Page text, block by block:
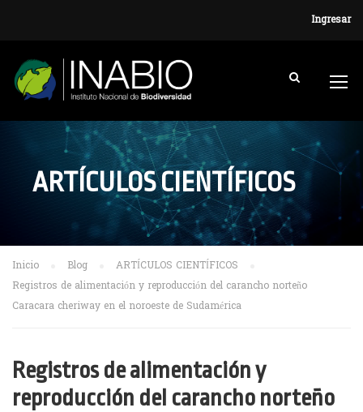
Ingresar
ARTÍCULOS CIENTÍFICOS
Inicio Blog
ARTÍCULOS CIENTÍFICOS
Registros de alimentación y reproducción del carancho norteño
Caracara cheriway en el noroeste de Sudamérica
Registros de alimentación y
reproducción del carancho norteño